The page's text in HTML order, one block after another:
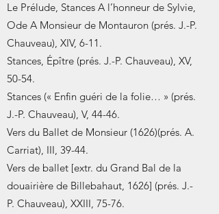
Le Prélude, Stances A l’honneur de Sylvie,
Ode A Monsieur de Montauron (prés. J.-P.
Chauveau), XIV, 6-11.
Stances, Épître (prés. J.-P. Chauveau), XV,
50-54.
Stances (« Enfin guéri de la folie… » (prés.
J.-P. Chauveau), V, 44-46.
Vers du Ballet de Monsieur (1626)(prés. A.
Carriat), III, 39-44.
Vers de ballet [extr. du Grand Bal de la
douairière de Billebahaut, 1626] (prés. J.-
P. Chauveau), XXIII, 75-76.